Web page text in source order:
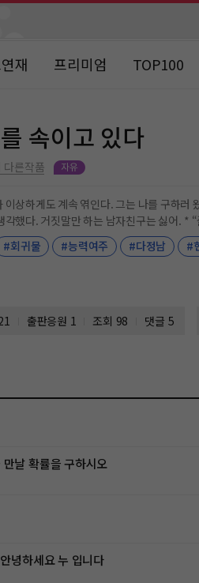
재 프리미엄 TOP100
속이고 있다
다른작품
계속 엮인다. 그는 나를 구하러 왔다고 하는데, 내가 그 말을 믿
싫어. * “풀어줬으면 빨리 사라져요. 마약 브로커로 잡아 쳐넣기 전에.” “말은 그렇게 하면서 아직도 눈
것 같은데? 아직 나한테 미련 있나?” “
#회귀물 #능력여주 #다정남 #
출판응원 1 조회 98 댓글 5
날 확률을 구하시오
녕하세요 누 입니다